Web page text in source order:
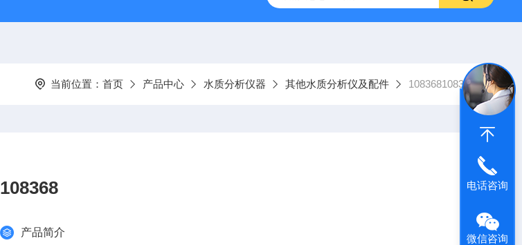
当前位置： 首页 产品中心 水质分析仪器 其他水质分析仪及配件 108368108368
108368
产品简介
电话咨询
微信咨询